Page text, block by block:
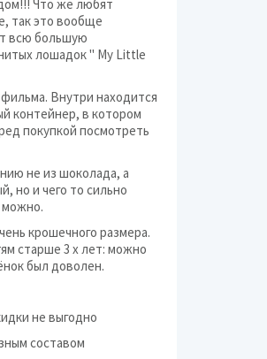
Что же любят
так это вообще
всю большую
лошадок " My Little
Внутри находится
контейнер, в котором
покупкой посмотреть
не из шоколада, а
но и чего то сильно
можно.
крошечного размера.
старше 3 х лет: можно
был доволен.
не выгодно
составом
Ювелирные